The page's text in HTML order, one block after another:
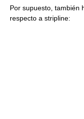
Por supuesto, también
respecto a stripline: